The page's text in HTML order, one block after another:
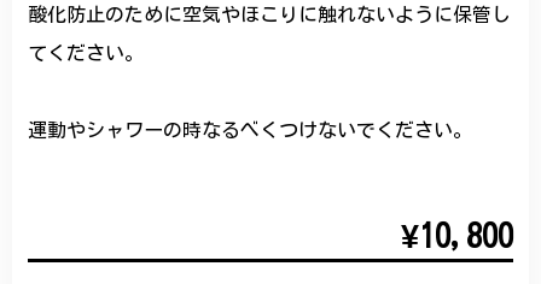
酸化防止のために空気やほこりに触れないように保管し
てください。
運動やシャワーの時なるべくつけないでください。
¥10,800